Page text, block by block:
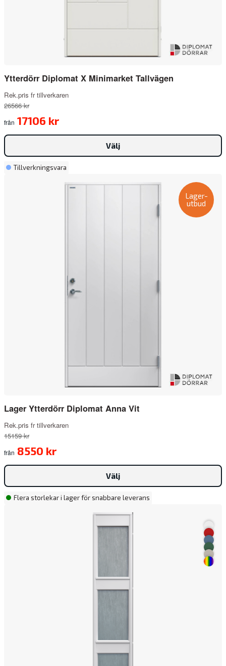
Ytterdörr Diplomat X Minimarket Tallvägen
Rek.pris fr tillverkaren
26566 kr
från 17106 kr
Välj
Tillverkningsvara
Lager-
utbud
Lager Ytterdörr Diplomat Anna Vit
Rek.pris fr tillverkaren
15159 kr
från 8550 kr
Välj
Flera storlekar i lager för snabbare leverans